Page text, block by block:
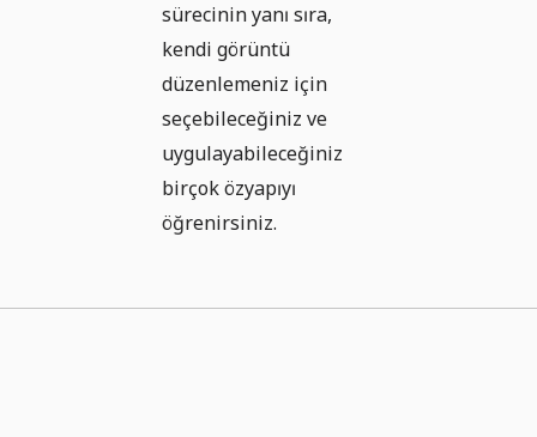
sürecinin yanı sıra,
kendi görüntü
düzenlemeniz için
seçebileceğiniz ve
uygulayabileceğiniz
birçok özyapıyı
öğrenirsiniz.